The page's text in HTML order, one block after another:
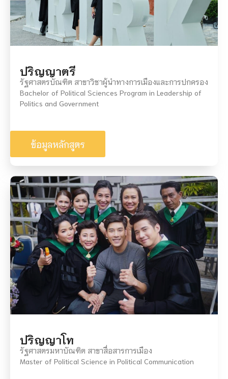
ปริญญาตรี
รัฐศาสตรบัณฑิต สาขาวิชาผู้นำทางการเมืองและการปกครอง
Bachelor of Political Sciences Program in Leadership of
Politics and Government
ข้อมูลหลักสูตร
ปริญญาโท
รัฐศาสตรมหาบัณฑิต สาขาสื่อสารการเมือง
Master of Political Science in Political Communication